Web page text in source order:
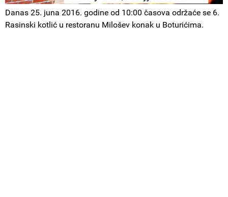
Danas 25. juna 2016. godine od 10:00 časova održaće se 6.
Rasinski kotlić u restoranu Milošev konak u Boturićima.